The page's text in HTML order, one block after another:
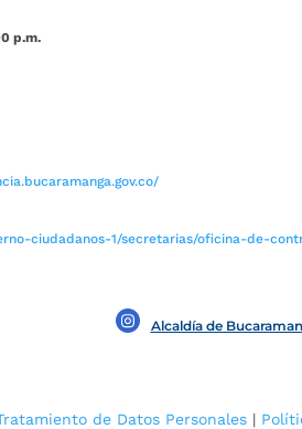
p.m.
ciudadanos-1/secretarias/oficina-de-
Alcaldía de
de Datos Personales |